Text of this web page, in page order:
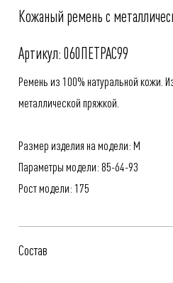
Кожаный ремень с
Артикул: 060ПЕТРАC99
Ремень из 100% натуральной кожи.
металлической пряжкой.
Размер изделия на модели: M
Параметры модели: 85-64-93
Рост модели: 175
Состав